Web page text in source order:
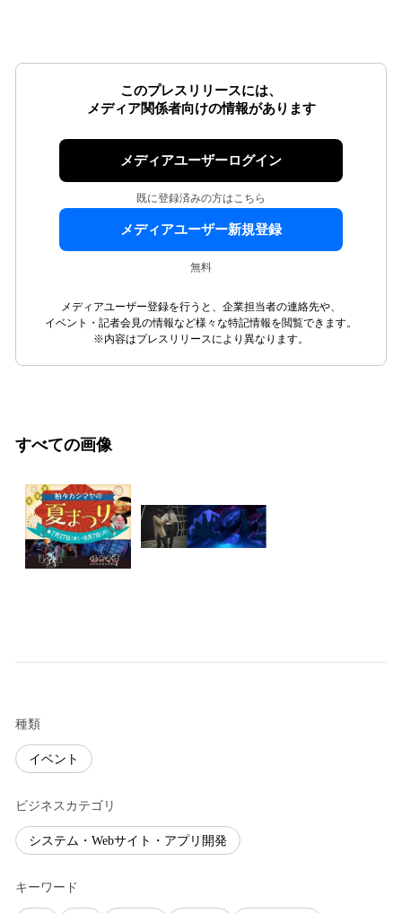
このプレスリリースには、
メディア関係者向けの情報があります
メディアユーザーログイン
既に登録済みの方はこちら
メディアユーザー新規登録
無料
メディアユーザー登録を行うと、企業担当者の連絡先や、
イベント・記者会見の情報など様々な特記情報を閲覧できます。
※内容はプレスリリースにより異なります。
すべての画像
種類
イベント
ビジネスカテゴリ
システム・Webサイト・アプリ開発
キーワード